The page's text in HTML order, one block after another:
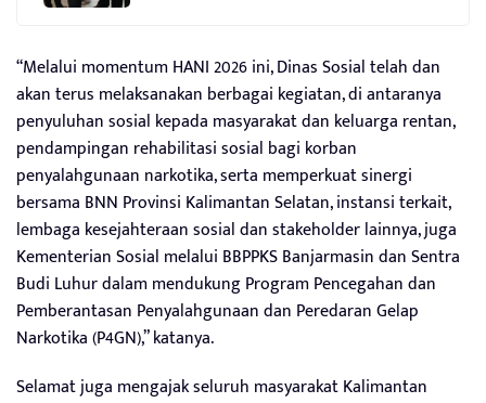
“Melalui momentum HANI 2026 ini, Dinas Sosial telah dan
akan terus melaksanakan berbagai kegiatan, di antaranya
penyuluhan sosial kepada masyarakat dan keluarga rentan,
pendampingan rehabilitasi sosial bagi korban
penyalahgunaan narkotika, serta memperkuat sinergi
bersama BNN Provinsi Kalimantan Selatan, instansi terkait,
lembaga kesejahteraan sosial dan stakeholder lainnya, juga
Kementerian Sosial melalui BBPPKS Banjarmasin dan Sentra
Budi Luhur dalam mendukung Program Pencegahan dan
Pemberantasan Penyalahgunaan dan Peredaran Gelap
Narkotika (P4GN),” katanya.
Selamat juga mengajak seluruh masyarakat Kalimantan